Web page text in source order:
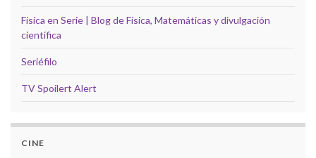
Física en Serie | Blog de Física, Matemáticas y divulgación
científica
Seriéfilo
TV Spoilert Alert
CINE